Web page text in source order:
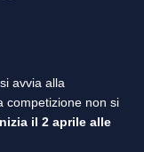
avvia alla
competizione non si
il 2 aprile alle